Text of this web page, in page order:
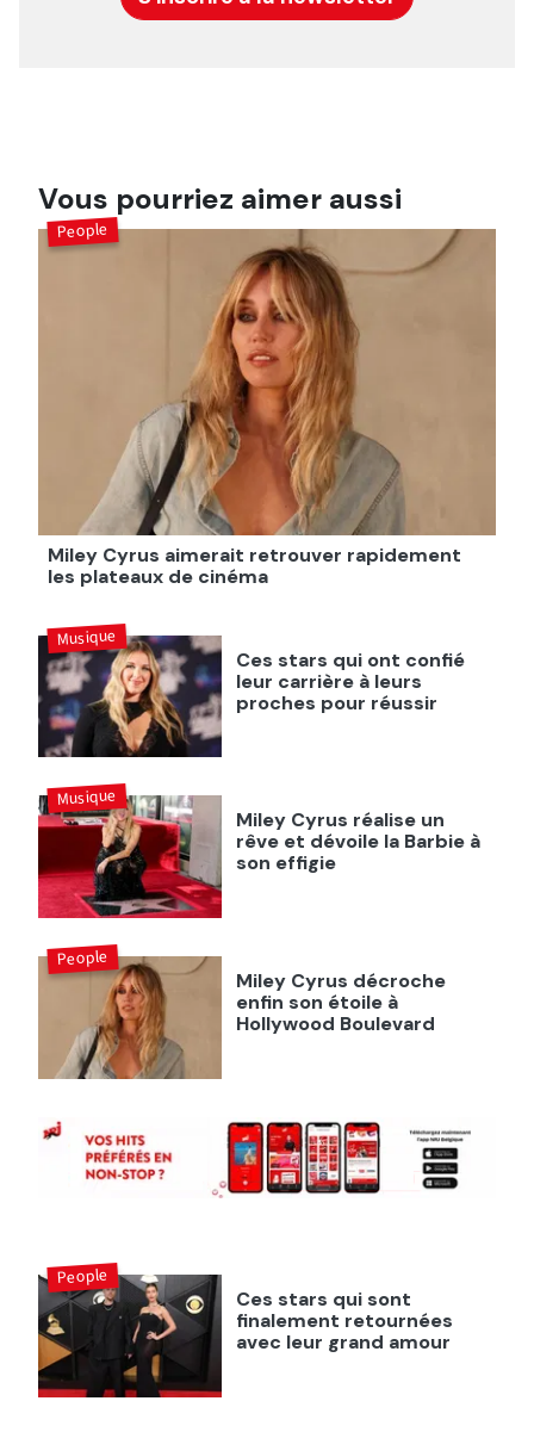
Vous pourriez aimer aussi
Miley Cyrus aimerait retrouver rapidement
les plateaux de cinéma
People
Ces stars qui ont confié
leur carrière à leurs
proches pour réussir
Musique
Miley Cyrus réalise un
rêve et dévoile la Barbie à
son effigie
Musique
Miley Cyrus décroche
enfin son étoile à
Hollywood Boulevard
People
Ces stars qui sont
finalement retournées
avec leur grand amour
People